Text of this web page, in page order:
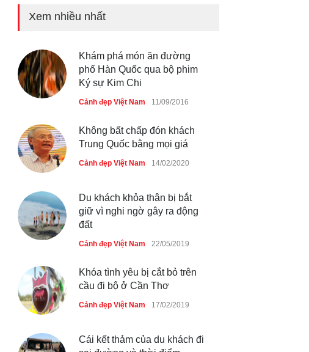
du lịch quốc gia
Chợ đêm Phú Quốc có nhà
vệ sinh miễn phí
tiên qua cửa khẩu Móng Cái
Việt Nam bị ‘xóa sổ’ sau lũ
Cảnh đẹp Việt Nam 24/04/2020
Bún cá thố và bánh canh cốt
Cảnh đẹp Việt Nam 24/04/2020
Những món ăn đồng quê dân
Cảnh đẹp Việt Nam 25/04/2020
Xem nhiều nhất
Khám phá món ăn đường
phố Hàn Quốc qua bộ phim
Ký sự Kim Chi
Cảnh đẹp Việt Nam 11/09/2016
Không bất chấp đón khách
Trung Quốc bằng mọi giá
Cảnh đẹp Việt Nam 14/02/2020
Du khách khỏa thân bị bắt
giữ vì nghi ngờ gây ra động
đất
Cảnh đẹp Việt Nam 22/05/2019
Khóa tình yêu bị cắt bỏ trên
cầu đi bộ ở Cần Thơ
Cảnh đẹp Việt Nam 17/02/2019
Cái kết thảm của du khách đi